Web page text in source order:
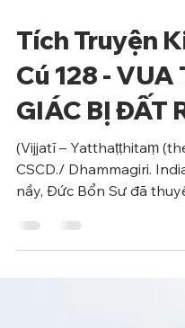
Phẩm Ác
Tích Truyện
Cú 128 - VUA
GIÁC BỊ ĐẤT
(Vijjatī – Yatthaṭṭhitaṃ
nầy, Đức Bổn Sư đã
chùa...